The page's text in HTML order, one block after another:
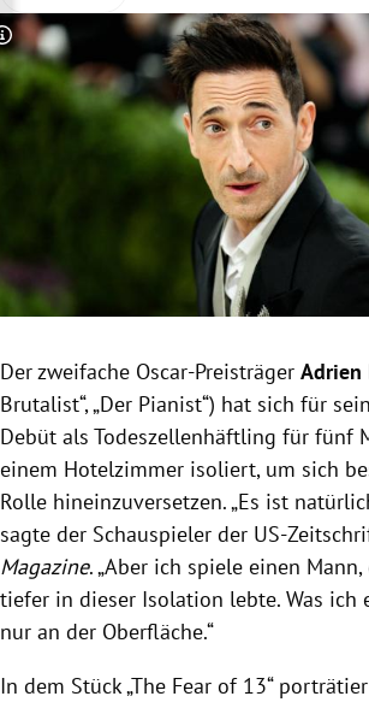
Untermenü
Untermenü
Untermenü
Untermenü
Copyright-Hinweis öffnen/schließen
Der zweifache Oscar-Preisträger Adrien
Brutalist“, „Der Pianist“) hat sich für
Debüt als Todeszellenhäftling für fünf
einem Hotelzimmer isoliert, um sich
Rolle hineinzuversetzen. „Es ist
sagte der Schauspieler der US-
Magazine. „Aber ich spiele einen
tiefer in dieser Isolation lebte. Was ich
nur an der Oberfläche.“
In dem Stück „The Fear of 13“